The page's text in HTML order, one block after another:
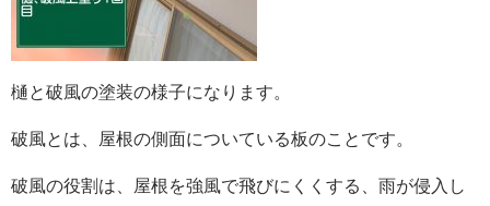
樋と破風の塗装の様子になります。
破風とは、屋根の側面についている板のことです。
破風の役割は、屋根を強風で飛びにくくする、雨が侵入し